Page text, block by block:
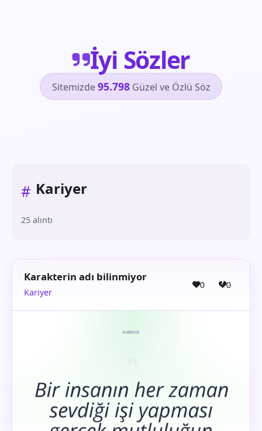
İyi Sözler
Sitemizde95.798Güzel ve Özlü Söz
# Kariyer
25 alıntı
Karakterin adı bilinmiyor
Kariyer
0 0